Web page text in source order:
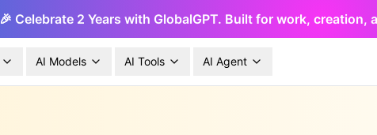
🎉 Celebrate 2 Years with GlobalGPT. Built for work, creation,
AI Models AI Tools AI Agent